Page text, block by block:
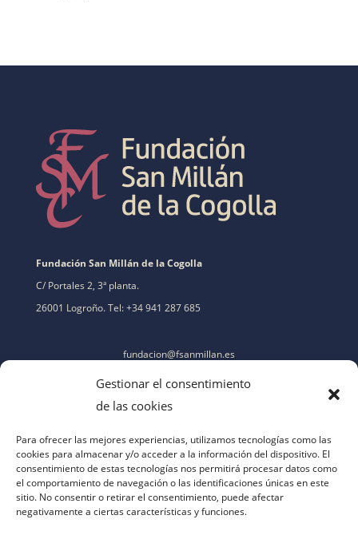
Gestionar el consentimiento
de las cookies
Para ofrecer las mejores experiencias, utilizamos tecnologías como las
cookies para almacenar y/o acceder a la información del dispositivo. El
consentimiento de estas tecnologías nos permitirá procesar datos como
el comportamiento de navegación o las identificaciones únicas en este
sitio. No consentir o retirar el consentimiento, puede afectar
negativamente a ciertas características y funciones.
Fundación San Millán de la Cogolla
C/ Portales 2, 3ª planta.
26001 Logroño. Tel: +34 941 287 685
fundacion@fsanmillan.es